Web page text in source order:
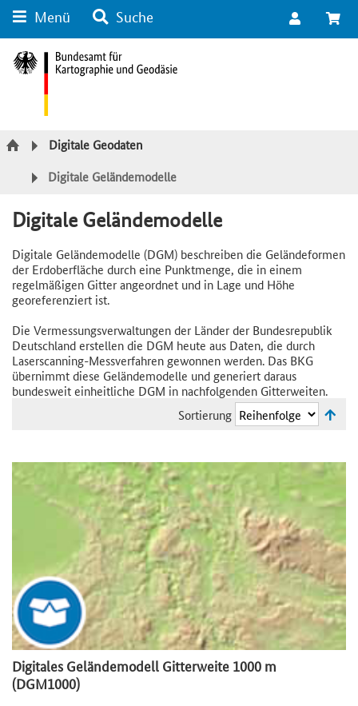
Kategorie Navigation
Menü Suche
Digitale Geodaten
Digitale Geländemodelle
Digitale Geländemodelle
Digitale Geländemodelle (DGM) beschreiben die Geländeformen
der Erdoberfläche durch eine Punktmenge, die in einem
regelmäßigen Gitter angeordnet und in Lage und Höhe
georeferenziert ist.
Die Vermessungsverwaltungen der Länder der Bundesrepublik
Deutschland erstellen die DGM heute aus Daten, die durch
Laserscanning-Messverfahren gewonnen werden. Das BKG
übernimmt diese Geländemodelle und generiert daraus
bundesweit einheitliche DGM in nachfolgenden Gitterweiten.
Sortierung
Digitales Geländemodell Gitterweite 1000 m
(DGM1000)